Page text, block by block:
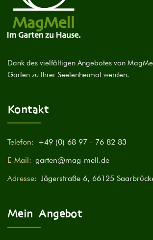
Dank des vielfältigen Angebotes von
Garten zu Ihrer Seelenheimat werden.
Kontakt
Telefon: +49 (0) 68 97 - 76 82 83
E-Mail: garten@mag-mell.de
Adresse: Jägerstraße 6, 66125
Mein Angebot